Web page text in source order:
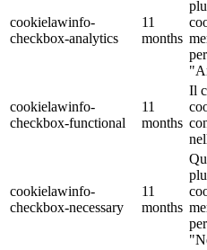
cookielawinfo-
checkbox-analytics
11
months
cookielawinfo-
checkbox-functional
11
months
Il
cookielawinfo-
checkbox-necessary
11
months